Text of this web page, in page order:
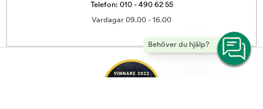
Behöver du hjälp?
Telefon: 010 - 490 62 55
Vardagar 09.00 - 16.00